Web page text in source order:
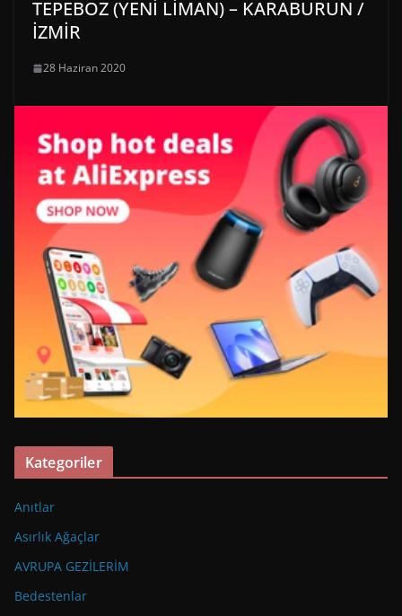
TEPEBOZ (YENİ LİMAN) – KARABURUN /
İZMİR
28 Haziran 2020
Kategoriler
Anıtlar
Asırlık Ağaçlar
AVRUPA GEZİLERİM
Bedestenlar